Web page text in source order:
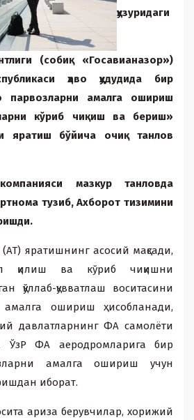
ҳузуридаги
(собиқ «Госавианазор»)
ҳаво ҳудудида бир
парвозларни амалга ошириш
кўриб чиқиш ва бериш»
яратиш бўйича очиқ танлов
мазкур танловда
тузиб, Аxборот тизимини
яратишнинг асосий мақсади,
қилиш ва кўриб чиқишни
қўллаб-қувватлаш воситасини
ошириш ҳисобланади,
давлатларнинг ФА самолёти
ЎзР ФА аеродромларига бир
амалга ошириш учун
иборат.
ариза берувчилар, xорижий